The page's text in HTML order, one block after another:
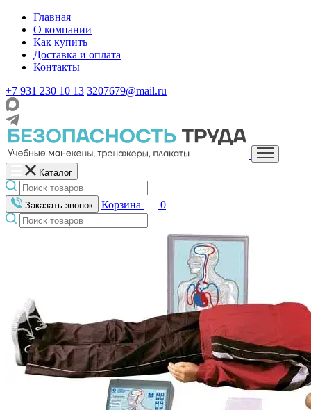
Главная
О компании
Как купить
Доставка и оплата
Контакты
+7 931 230 10 13 3207679@mail.ru
Каталог
Заказать звонок Корзина 0